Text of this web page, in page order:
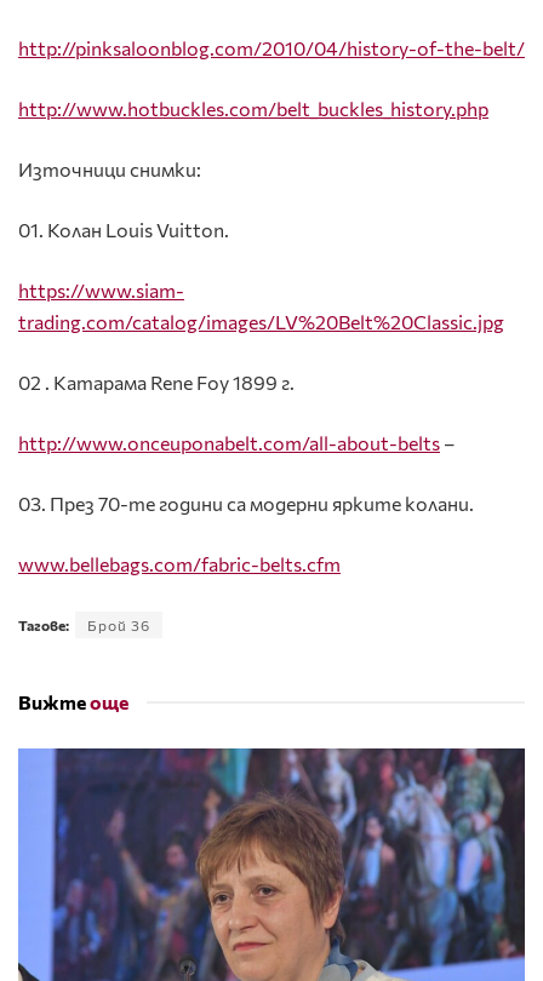
http://pinksaloonblog.com/2010/04/history-of-the-belt/
http://www.hotbuckles.com/belt_buckles_history.php
Източници снимки:
01. Колан Louis Vuitton.
https://www.siam-
trading.com/catalog/images/LV%20Belt%20Classic.jpg
02 . Катарама Rene Foy 1899 г.
http://www.onceuponabelt.com/all-about-belts –
03. През 70-те години са модерни ярките колани.
www.bellebags.com/fabric-belts.cfm
Тагове: Брой 36
Вижтеоще